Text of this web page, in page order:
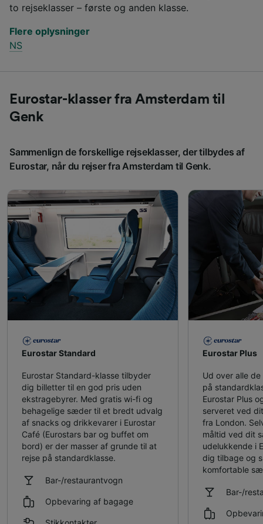
to rejseklasser – første og anden klasse.
Flere oplysninger
NS
Eurostar-klasser fra Amsterdam til
Genk
Sammenlign de forskellige rejseklasser, der tilbydes af
Eurostar, når du rejser fra Amsterdam til Genk.
Eurostar Standard
Eurostar Standard-klasse tilbyder
dig billetter til en god pris uden
ekstragebyrer. Med gratis wi-fi og
behagelige sæder til et bredt udvalg
af snacks og drikkevarer i Eurostar
Café (Eurostars bar og buffet om
bord) er der masser af grunde til at
rejse på standardklasse.
Bar-/restaurantvogn
Opbevaring af bagage
Eurostar Plus
Ud over alle
på
Eurostar Plus
serveret ved
fra London.
måltid ved dit
udelukkende i
dig tilbage og
komfortable
Bar-/